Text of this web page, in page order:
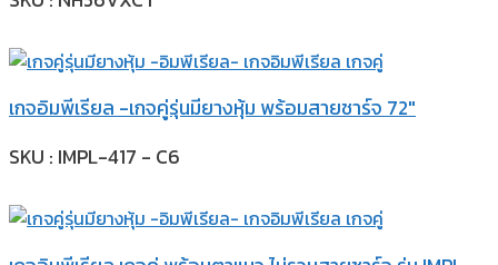
เกจอิมพีเรียล -เกจคู่รุ่นมียางหุ้ม พร้อมสายชาร์จ 72″
SKU : IMPL-417 - C6